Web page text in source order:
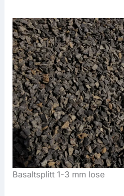
Basaltsplitt 1-3 mm lose